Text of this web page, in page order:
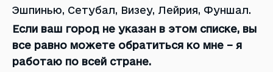
Эшпинью, Сетубал, Визеу, Лейрия, Фуншал.
Если ваш город не указан в этом списке, вы
все равно можете обратиться ко мне – я
работаю по всей стране.